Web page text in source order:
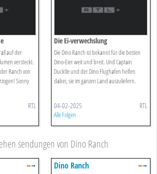
auf der
versteckt.
Ranch von
Sonny
RTL
Die Ei-verwechslung
Die Dino Ranch ist bekannt für die besten
Dino-Eier weit und breit. Und Captain
Ducktle und der Dino Flughafen helfen
dabei, sie im ganzen Land auszuliefern.
04-02-2025 RTL
Alle Folgen
sendungen von Dino Ranch
Dino Ranch